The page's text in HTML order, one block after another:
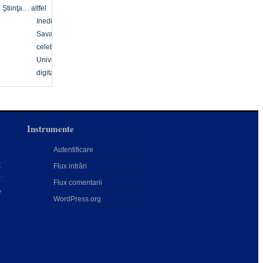
Ştiinţa… altfel
Inedit
Savanți
celebri
Univers
digital
:
:
Instrumente
Autentificare
Flux intrări
Flux comentarii
WordPress.org